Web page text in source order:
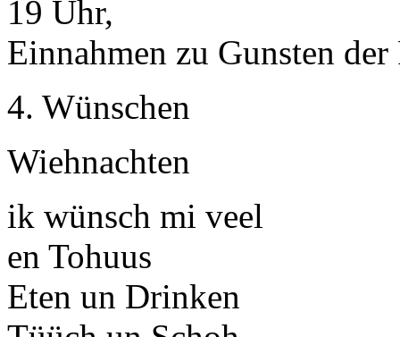
19 Uhr,
Einnahmen zu Gunsten
4. Wünschen
Wiehnachten
ik wünsch mi veel
en Tohuus
Eten un Drinken